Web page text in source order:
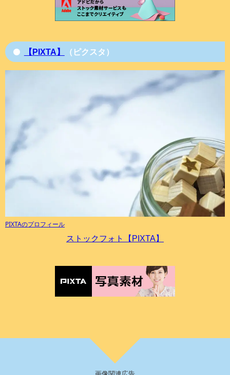
【PIXTA】 （ピクスタ）
PIXTAのプロフィール
ストックフォト【PIXTA】
画像関連広告